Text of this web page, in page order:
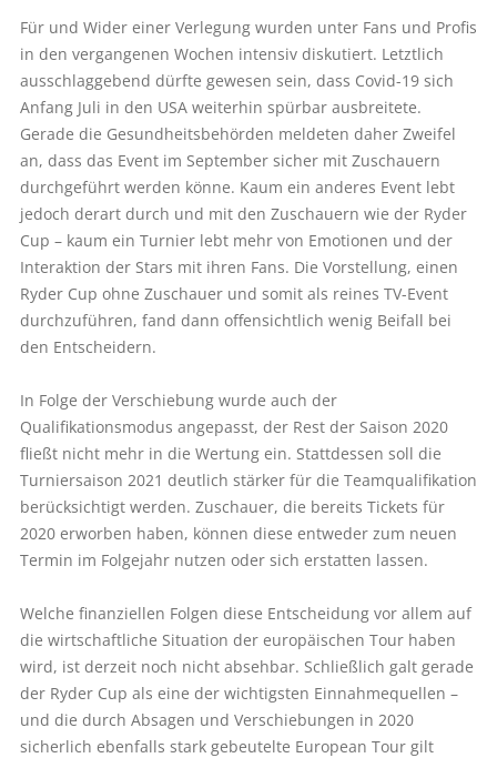
Für und Wider einer Verlegung wurden unter Fans und Profis
in den vergangenen Wochen intensiv diskutiert. Letztlich
ausschlaggebend dürfte gewesen sein, dass Covid-19 sich
Anfang Juli in den USA weiterhin spürbar ausbreitete.
Gerade die Gesundheitsbehörden meldeten daher Zweifel
an, dass das Event im September sicher mit Zuschauern
durchgeführt werden könne. Kaum ein anderes Event lebt
jedoch derart durch und mit den Zuschauern wie der Ryder
Cup – kaum ein Turnier lebt mehr von Emotionen und der
Interaktion der Stars mit ihren Fans. Die Vorstellung, einen
Ryder Cup ohne Zuschauer und somit als reines TV-Event
durchzuführen, fand dann offensichtlich wenig Beifall bei
den Entscheidern.
In Folge der Verschiebung wurde auch der
Qualifikationsmodus angepasst, der Rest der Saison 2020
fließt nicht mehr in die Wertung ein. Stattdessen soll die
Turniersaison 2021 deutlich stärker für die Teamqualifikation
berücksichtigt werden. Zuschauer, die bereits Tickets für
2020 erworben haben, können diese entweder zum neuen
Termin im Folgejahr nutzen oder sich erstatten lassen.
Welche finanziellen Folgen diese Entscheidung vor allem auf
die wirtschaftliche Situation der europäischen Tour haben
wird, ist derzeit noch nicht absehbar. Schließlich galt gerade
der Ryder Cup als eine der wichtigsten Einnahmequellen –
und die durch Absagen und Verschiebungen in 2020
sicherlich ebenfalls stark gebeutelte European Tour gilt